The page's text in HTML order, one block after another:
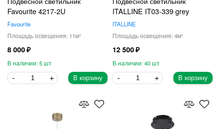
Favourite 4217-2U
Favourite
11
8 000
5
В корзину
ITALLINE IT03-339 grey
ITALLINE
4
12 500
40
В корзину